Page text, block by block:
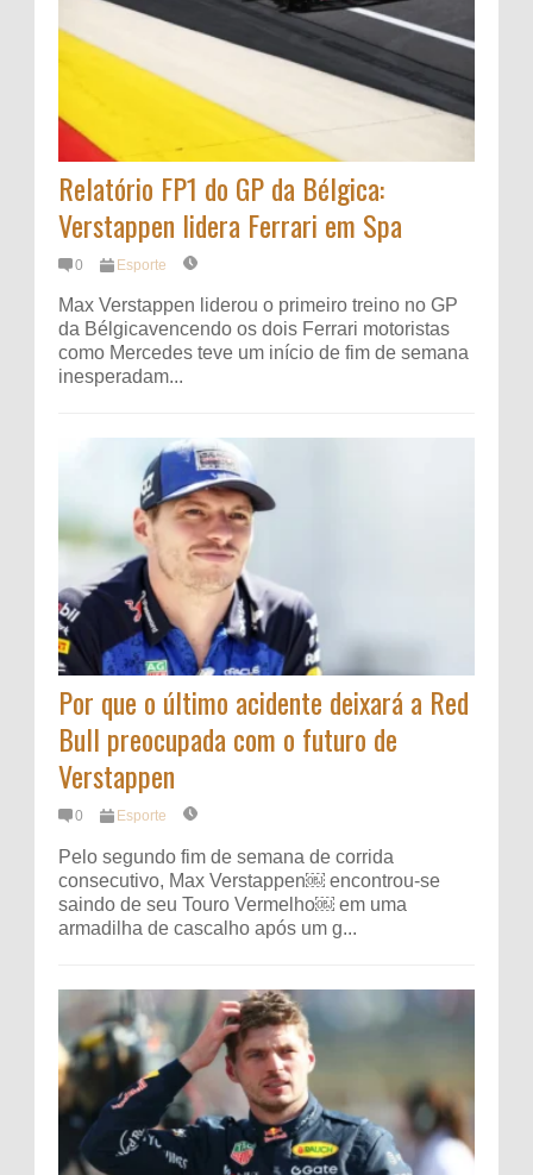
Relatório FP1 do GP da Bélgica:
Verstappen lidera Ferrari em Spa
0 Esporte
Max Verstappen liderou o primeiro treino no GP
da Bélgicavencendo os dois Ferrari motoristas
como Mercedes teve um início de fim de semana
inesperadam...
Por que o último acidente deixará a Red
Bull preocupada com o futuro de
Verstappen
0 Esporte
Pelo segundo fim de semana de corrida
consecutivo, Max Verstappen⁠￼ encontrou-se
saindo de seu Touro Vermelho⁠￼ em uma
armadilha de cascalho após um g...